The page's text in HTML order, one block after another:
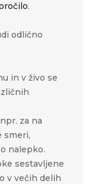
.
odlično
in v živo se
za na
smeri,
nalepko.
sestavljene
v večih delih